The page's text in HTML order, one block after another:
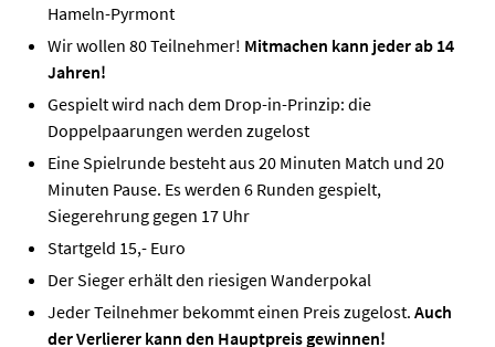
Hameln-Pyrmont
Wir wollen 80 Teilnehmer! Mitmachen kann jeder ab 14
Jahren!
Gespielt wird nach dem Drop-in-Prinzip: die
Doppelpaarungen werden zugelost
Eine Spielrunde besteht aus 20 Minuten Match und 20
Minuten Pause. Es werden 6 Runden gespielt,
Siegerehrung gegen 17 Uhr
Startgeld 15,- Euro
Der Sieger erhält den riesigen Wanderpokal
Jeder Teilnehmer bekommt einen Preis zugelost.Auch
der Verlierer kann den Hauptpreis gewinnen!